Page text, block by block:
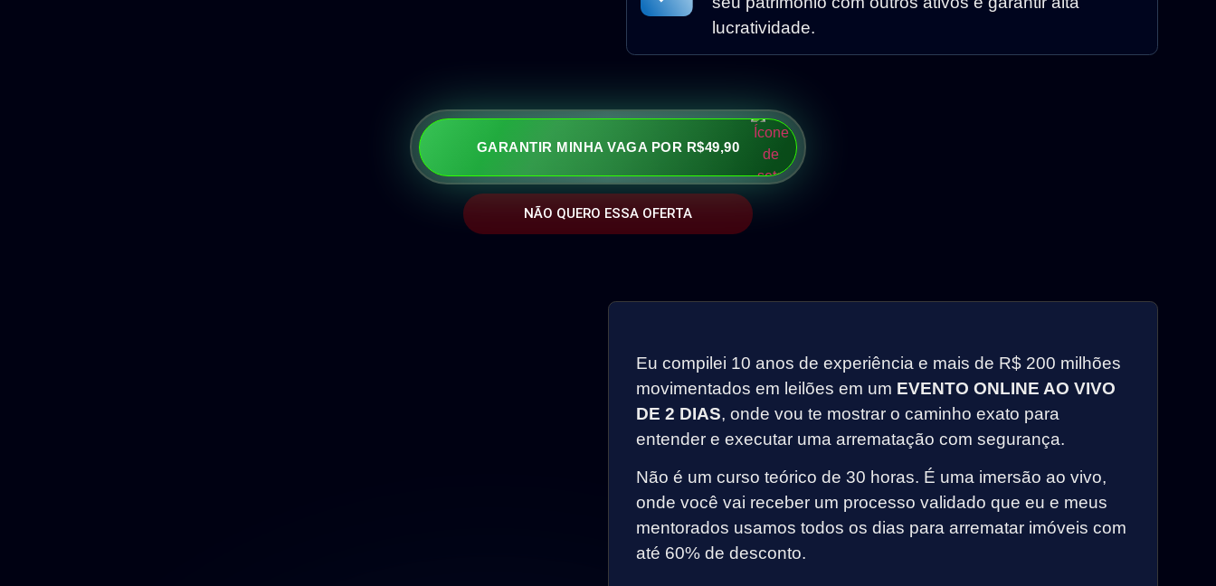
lucratividade.
GARANTIR MINHA VAGA POR R$49,90
NÃO QUERO ESSA OFERTA
Eu compilei 10 anos de experiência e mais de R$ 200 milhões
movimentados em leilões em um EVENTO ONLINE AO VIVO
DE 2 DIAS, onde vou te mostrar o caminho exato para
entender e executar uma arrematação com segurança.
Não é um curso teórico de 30 horas. É uma imersão ao vivo,
onde você vai receber um processo validado que eu e meus
mentorados usamos todos os dias para arrematar imóveis com
até 60% de desconto.